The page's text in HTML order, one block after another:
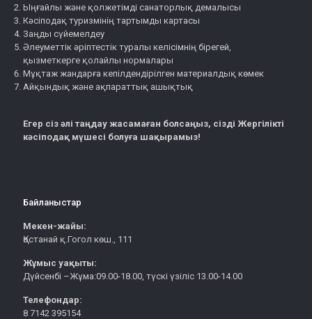
Ыңғайлы және қолжетімді санаторлық демалысы
Кәсіподақ туризмінің тартымды картасы
Заңды сүйемелдеу
Әлеуметтік әріптестік туралы келісімнің бірегей,
қызметкерге қолайлы нормалары
Мұқтаж жандарға кепілдендірілген материалдық көмек
Айқындық және ақпараттық ашықтық
Егер сіз әлі таңдау жасамаған болсаңыз, сізді Жергілікті
кәсіподақ мүшесі болуға шақырамыз!
Байланыстар
Мекен-жайы:
Қостанай қ.Гогол көш., 111
Жұмыс уақыты:
Дүйсенбі –Жұма:09.00-18.00, түскі үзіліс 13.00-14.00
Телефондар:
8 7142 395154